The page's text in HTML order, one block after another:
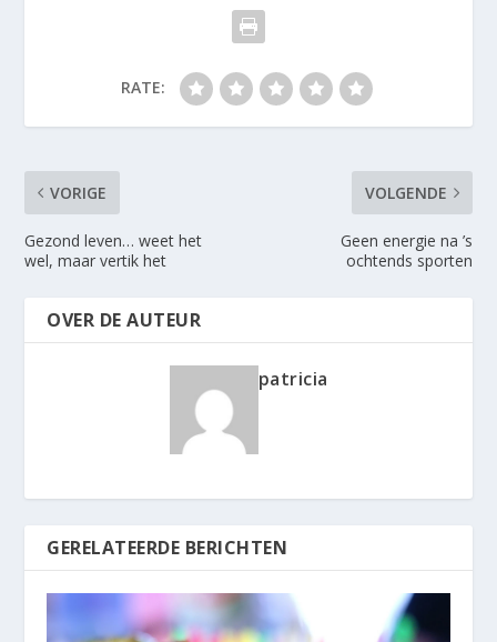
RATE:
VORIGE
Gezond leven… weet het
wel, maar vertik het
VOLGENDE
Geen energie na ’s
ochtends sporten
OVER DE AUTEUR
patricia
GERELATEERDE BERICHTEN